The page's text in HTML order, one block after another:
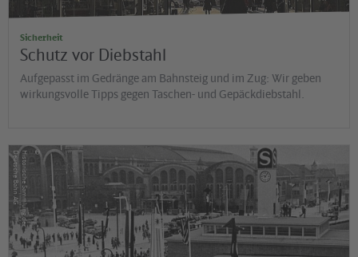
Sicherheit
Schutz vor Diebstahl
Aufgepasst im Gedränge am Bahnsteig und im Zug: Wir geben
wirkungsvolle Tipps gegen Taschen- und Gepäckdiebstahl.
©
H
is
t
o
r
is
c
h
e
S
a
m
m
lu
n
g
d
e
r
D
e
u
t
s
c
h
e
B
a
h
n
A
G